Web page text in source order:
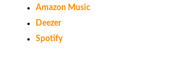
Amazon Music
Deezer
Spotify